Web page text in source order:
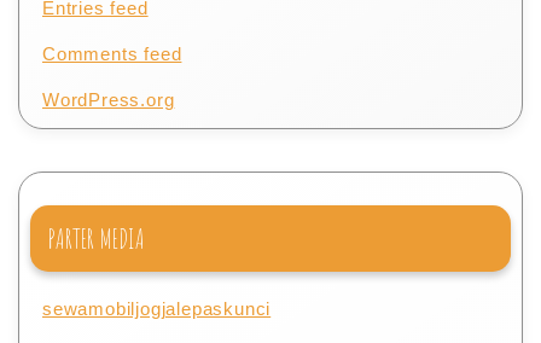
Entries feed
Comments feed
WordPress.org
PARTER MEDIA
sewamobiljogjalepaskunci